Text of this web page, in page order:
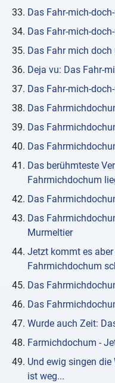
Das Fahr-mich-
Das Fahr-mich-
Das Fahr mich
Deja vu: Das Fahr-
Das Fahr-mich-
Das
Das
Das
Das berühmteste
Fahrmichdochum
Das
Das
Murmeltier
Jetzt kommt es
Fahrmichdochum
Das
Das
Wurde auch Zeit:
Farmichdochum -
Und ewig singen
ist weg...